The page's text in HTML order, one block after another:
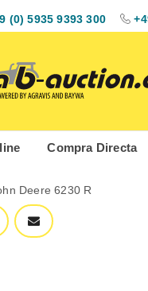
(0) 5935 9393 300
Compra Directa